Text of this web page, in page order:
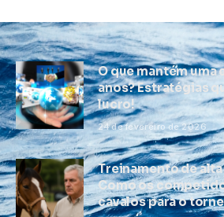
O que mantém uma
anos? Estratégias
lucro!
24 de fevereiro de 2026
Treinamento de
Como os
cavalos para o